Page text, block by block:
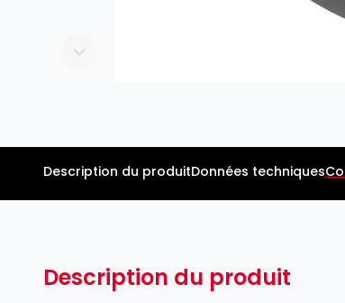
Description du produitDonnées techniques
Description du produit